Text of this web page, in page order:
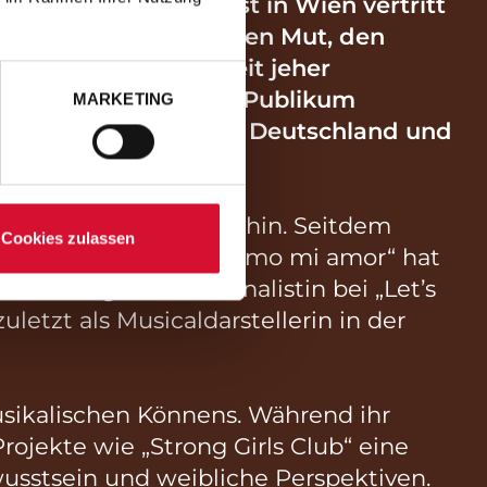
MARKETING
Cookies zulassen
innere Stärke und den Mut, den
ihre Auftritte seit jeher
bei ihrem Publikum
in acht Städten in Deutschland und
steilen Karrierestart hin. Seitdem
Name“ und „Te amo mi amor“ hat
sie als Finalistin bei „Let’s
als Musicaldarstellerin in der
Könnens. Während ihr
wie „Strong Girls Club“ eine
und weibliche Perspektiven.